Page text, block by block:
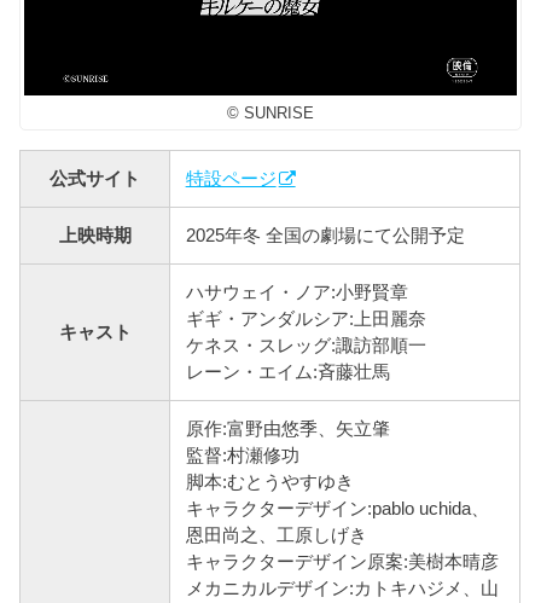
© SUNRISE
公式サイト 特設ページ
上映時期 2025年冬 全国の劇場にて公開予定
キャスト
ハサウェイ・ノア:小野賢章
ギギ・アンダルシア:上田麗奈
ケネス・スレッグ:諏訪部順一
レーン・エイム:斉藤壮馬
原作:富野由悠季、矢立肇
監督:村瀬修功
脚本:むとうやすゆき
キャラクターデザイン:pablo uchida、
恩田尚之、工原しげき
キャラクターデザイン原案:美樹本晴彦
メカニカルデザイン:カトキハジメ、山